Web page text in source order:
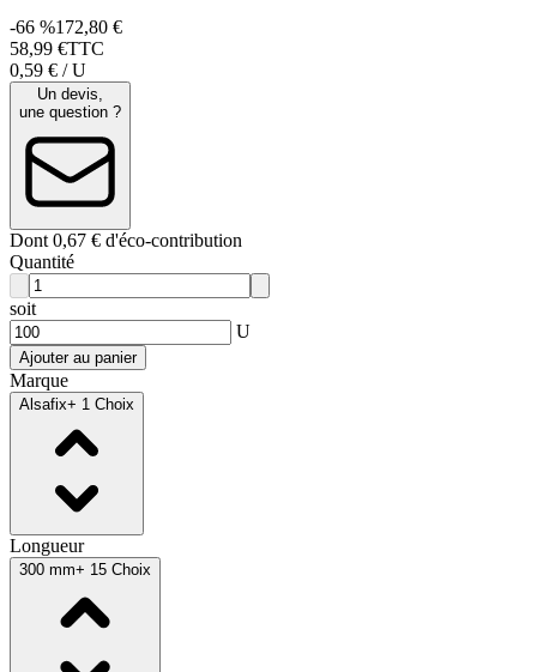
-66 %172,80 €
58,99 €TTC
0,59 € / U
Un devis,
une question ?
Dont 0,67 € d'éco-contribution
Quantité
soit
U
Ajouter au panier
Marque
Alsafix+ 1 Choix
Longueur
300 mm+ 15 Choix